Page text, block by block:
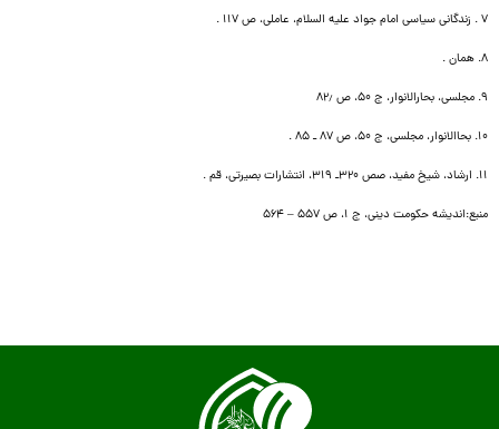
۷ . زندگانى سیاسى امام جواد علیه السلام، عاملى، ص ۱۱۷ .
۸. همان .
۹. مجلسى، بحارالانوار، ج ۵۰، ص ۸۲٫
۱۰. بحاالانوار، مجلسى، ج ۵۰، ص ۸۷ ـ ۸۵ .
۱۱. ارشاد، شیخ مفید، صص ۳۲۰ـ ۳۱۹، انتشارات بصیرتى، قم .
منبع:اندیشه حکومت دینى، ج ۱، ص ۵۵۷ – ۵۶۴